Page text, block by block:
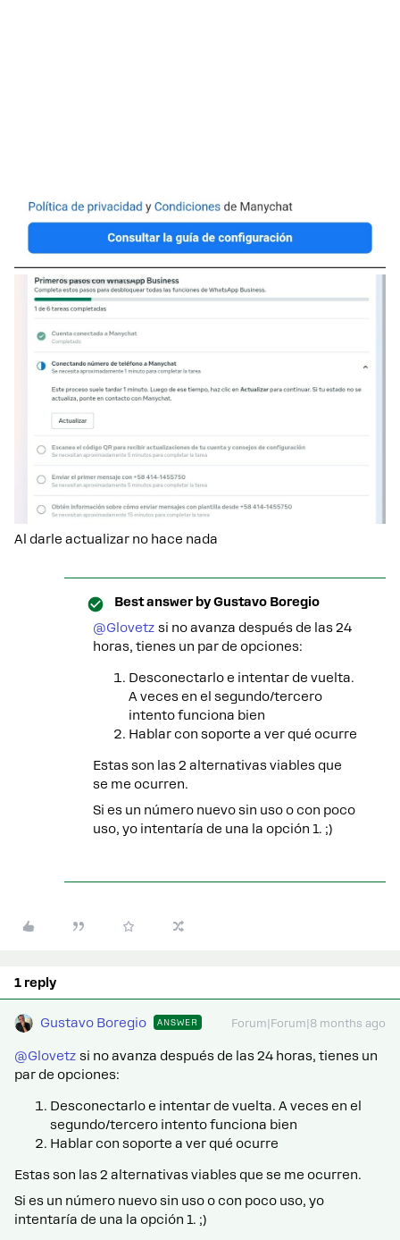
Al darle actualizar no hace nada
Best answer byGustavo Boregio
@Glovetz si no avanza después de las 24
horas, tienes un par de opciones:
Desconectarlo e intentar de vuelta.
A veces en el segundo/tercero
intento funciona bien
Hablar con soporte a ver qué ocurre
Estas son las 2 alternativas viables que
se me ocurren.
Si es un número nuevo sin uso o con poco
uso, yo intentaría de una la opción 1. ;)
1 reply
Gustavo Boregio ANSWER Forum|Forum|8 months ago
@Glovetz si no avanza después de las 24 horas, tienes un
par de opciones:
Desconectarlo e intentar de vuelta. A veces en el
segundo/tercero intento funciona bien
Hablar con soporte a ver qué ocurre
Estas son las 2 alternativas viables que se me ocurren.
Si es un número nuevo sin uso o con poco uso, yo
intentaría de una la opción 1. ;)